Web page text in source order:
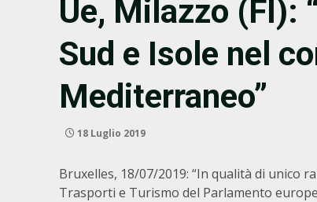
Ue, Milazzo (FI):
Sud e Isole nel
Mediterraneo”
18 Luglio 2019
Bruxelles, 18/07/2019: “In qualità di unico
Trasporti e Turismo del Parlamento